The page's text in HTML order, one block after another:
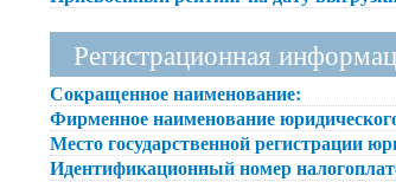
Регистрационная
Сокращенное наименование:
Фирменное наименование
Место государственной регистрации
Идентификационный номер